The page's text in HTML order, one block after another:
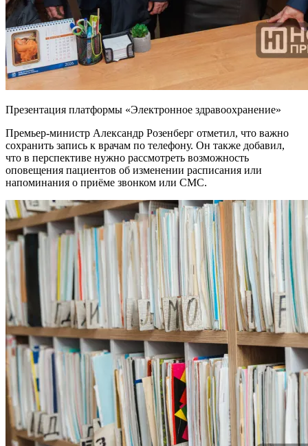
Презентация платформы «Электронное здравоохранение»
Премьер-министр Александр Розенберг отметил, что важно
сохранить запись к врачам по телефону. Он также добавил,
что в перспективе нужно рассмотреть возможность
оповещения пациентов об изменении расписания или
напоминания о приёме звонком или СМС.